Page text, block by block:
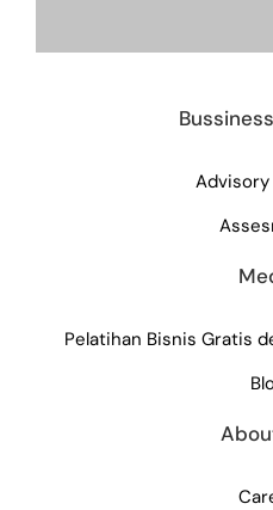
Pelatihan Bisnis Gratis